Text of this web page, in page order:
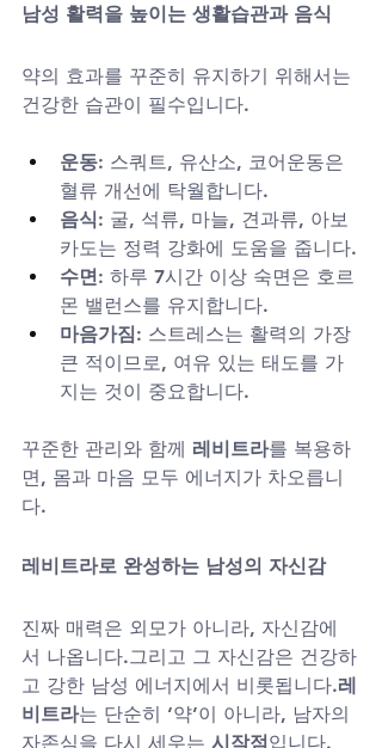
남성 활력을 높이는 생활습관과 음식
약의 효과를 꾸준히 유지하기 위해서는
건강한 습관이 필수입니다.
운동: 스쿼트, 유산소, 코어운동은
혈류 개선에 탁월합니다.
음식: 굴, 석류, 마늘, 견과류, 아보
카도는 정력 강화에 도움을 줍니다.
수면: 하루 7시간 이상 숙면은 호르
몬 밸런스를 유지합니다.
마음가짐: 스트레스는 활력의 가장
큰 적이므로, 여유 있는 태도를 가
지는 것이 중요합니다.
꾸준한 관리와 함께 레비트라를 복용하
면, 몸과 마음 모두 에너지가 차오릅니
다.
레비트라로 완성하는 남성의 자신감
진짜 매력은 외모가 아니라, 자신감에
서 나옵니다.그리고 그 자신감은 건강하
고 강한 남성 에너지에서 비롯됩니다.레
비트라는 단순히 ‘약’이 아니라, 남자의
자존심을 다시 세우는 시작점입니다.